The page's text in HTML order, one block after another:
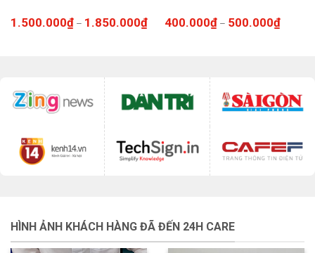
1.500.000₫– 1.850.000₫ 400.000₫– 500.000₫
HÌNH ẢNH KHÁCH HÀNG ĐÃ ĐẾN 24H CARE